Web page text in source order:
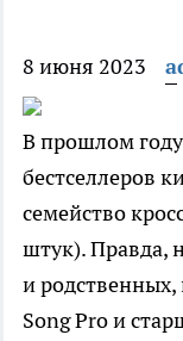
8 июня 2023
В прошлом
бестселлеров
семейство
штук). Правда,
и
Song Pro и